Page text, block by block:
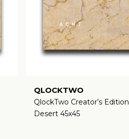
QLOCKTWO
QlockTwo Creator’s Edition
Desert 45x45